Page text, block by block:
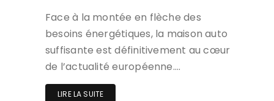
Face à la montée en flèche des
besoins énergétiques, la maison auto
suffisante est définitivement au cœur
de l’actualité européenne….
LIRE LA SUITE